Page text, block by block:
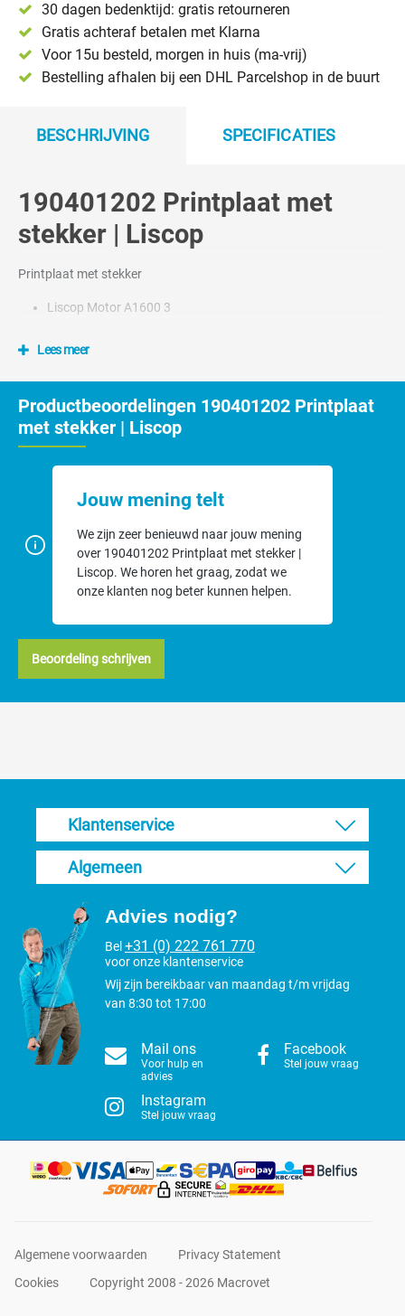
30 dagen bedenktijd: gratis retourneren
Gratis achteraf betalen met Klarna
Voor 15u besteld, morgen in huis (ma-vrij)
Bestelling afhalen bij een DHL Parcelshop in de buurt
BESCHRIJVING SPECIFICATIES
190401202 Printplaat met
stekker | Liscop
Printplaat met stekker
Liscop Motor A1600 3
Lees meer
Productbeoordelingen 190401202 Printplaat
met stekker | Liscop
Jouw mening telt
We zijn zeer benieuwd naar jouw mening
over 190401202 Printplaat met stekker |
Liscop. We horen het graag, zodat we
onze klanten nog beter kunnen helpen.
Beoordeling schrijven
Klantenservice
Algemeen
Advies nodig?
Bel +31 (0) 222 761 770
voor onze klantenservice
Wij zijn bereikbaar van maandag t/m vrijdag
van 8:30 tot 17:00
Mail ons
Voor hulp en
advies
Facebook
Stel jouw vraag
Instagram
Stel jouw vraag
Algemene voorwaarden
Privacy Statement
Cookies
Copyright 2008 - 2026 Macrovet